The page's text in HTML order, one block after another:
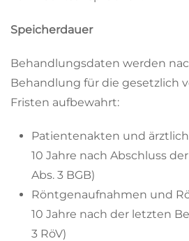
Speicherdauer
Behandlungsdaten werden
Behandlung für die gesetzlich
Fristen aufbewahrt:
Patientenakten und
10 Jahre nach Abschluss
Abs. 3 BGB)
Röntgenaufnahmen und
10 Jahre nach der letzten
3 RöV)